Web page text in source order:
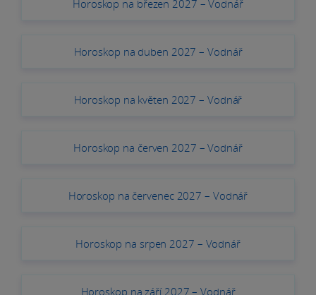
Horoskop na březen 2027 – Vodnář
Horoskop na duben 2027 – Vodnář
Horoskop na květen 2027 – Vodnář
Horoskop na červen 2027 – Vodnář
Horoskop na červenec 2027 – Vodnář
Horoskop na srpen 2027 – Vodnář
Horoskop na září 2027 – Vodnář